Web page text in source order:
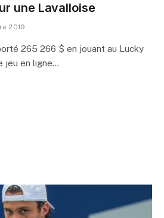
une Lavalloise
2019
265 266 $ en jouant au Lucky
jeu en ligne…